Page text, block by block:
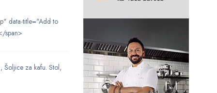
data-title="Add to
span>
, Šoljice za kafu. Stol,